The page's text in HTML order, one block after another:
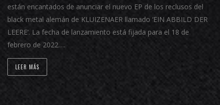
están encantados de anunciar el nuevo EP de los reclusos del
black metal alemán de KLUIZENAER llamado ‘EIN ABBILD DER
LEERE’. La fecha de lanzamiento está fijada para el 18 de
febrero de 2022….
LEER MÁS